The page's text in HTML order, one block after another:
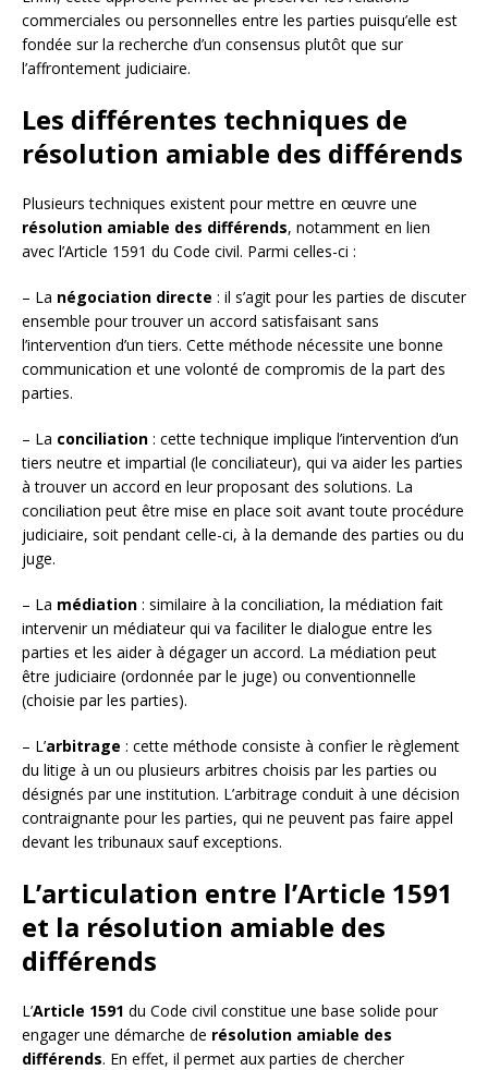
commerciales ou personnelles entre les parties puisqu’elle est
fondée sur la recherche d’un consensus plutôt que sur
l’affrontement judiciaire.
Les différentes techniques de
résolution amiable des différends
Plusieurs techniques existent pour mettre en œuvre une
résolution amiable des différends, notamment en lien
avec l’Article 1591 du Code civil. Parmi celles-ci :
– La négociation directe : il s’agit pour les parties de discuter
ensemble pour trouver un accord satisfaisant sans
l’intervention d’un tiers. Cette méthode nécessite une bonne
communication et une volonté de compromis de la part des
parties.
– La conciliation : cette technique implique l’intervention d’un
tiers neutre et impartial (le conciliateur), qui va aider les parties
à trouver un accord en leur proposant des solutions. La
conciliation peut être mise en place soit avant toute procédure
judiciaire, soit pendant celle-ci, à la demande des parties ou du
juge.
– La médiation : similaire à la conciliation, la médiation fait
intervenir un médiateur qui va faciliter le dialogue entre les
parties et les aider à dégager un accord. La médiation peut
être judiciaire (ordonnée par le juge) ou conventionnelle
(choisie par les parties).
– L’arbitrage : cette méthode consiste à confier le règlement
du litige à un ou plusieurs arbitres choisis par les parties ou
désignés par une institution. L’arbitrage conduit à une décision
contraignante pour les parties, qui ne peuvent pas faire appel
devant les tribunaux sauf exceptions.
L’articulation entre l’Article 1591
et la résolution amiable des
différends
L’Article 1591 du Code civil constitue une base solide pour
engager une démarche de résolution amiable des
différends. En effet, il permet aux parties de chercher